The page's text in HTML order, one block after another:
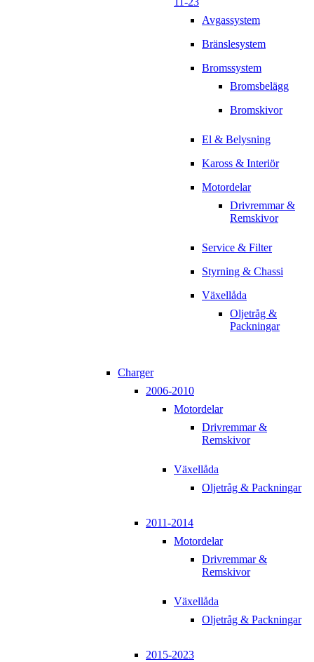
Avgassystem
Bränslesystem
Bromssystem
Bromsbelägg
Bromskivor
El & Belysning
Kaross & Interiör
Motordelar
Drivremmar &
Remskivor
Service & Filter
Styrning & Chassi
Växellåda
Oljetråg &
Packningar
Charger
2006-2010
Motordelar
Drivremmar &
Remskivor
Växellåda
Oljetråg & Packningar
2011-2014
Motordelar
Drivremmar &
Remskivor
Växellåda
Oljetråg & Packningar
2015-2023